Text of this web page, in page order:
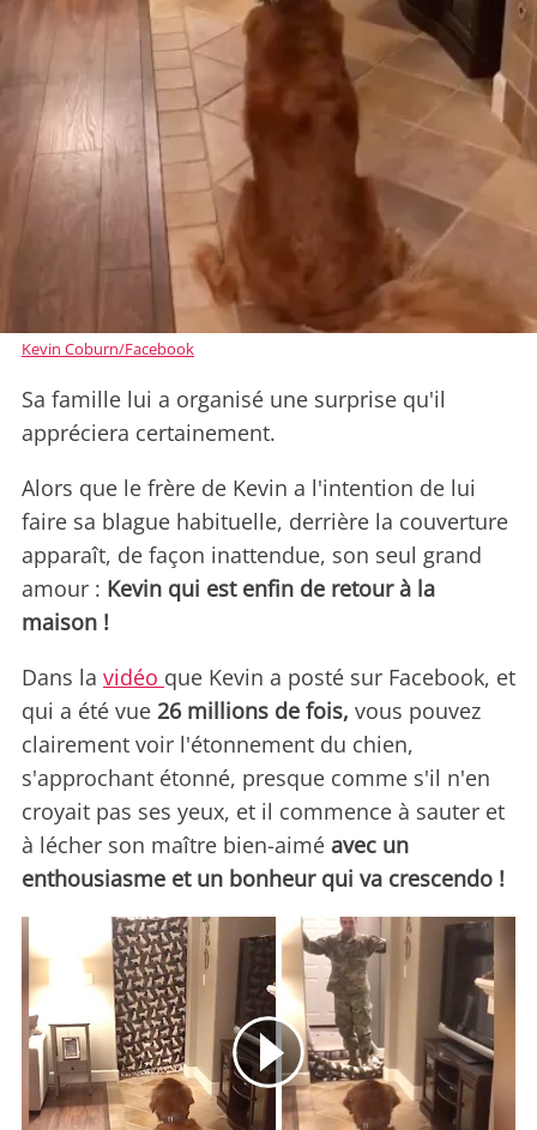
Kevin Coburn/Facebook
Sa famille lui a organisé une surprise qu'il
appréciera certainement.
Alors que le frère de Kevin a l'intention de lui
faire sa blague habituelle, derrière la couverture
apparaît, de façon inattendue, son seul grand
amour : Kevin qui est enfin de retour à la
maison !
Dans la vidéo que Kevin a posté sur Facebook, et
qui a été vue 26 millions de fois, vous pouvez
clairement voir l'étonnement du chien,
s'approchant étonné, presque comme s'il n'en
croyait pas ses yeux, et il commence à sauter et
à lécher son maître bien-aimé avec un
enthousiasme et un bonheur qui va crescendo !